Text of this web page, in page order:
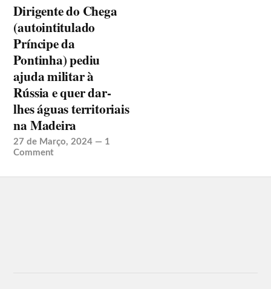
Dirigente do Chega
(autointitulado
Príncipe da
Pontinha) pediu
ajuda militar à
Rússia e quer dar-
lhes águas territoriais
na Madeira
27 de Março, 2024 — 1
Comment